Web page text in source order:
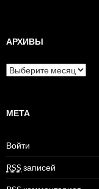
АРХИВЫ
А
р
в
МЕТА
Войти
RSS записей